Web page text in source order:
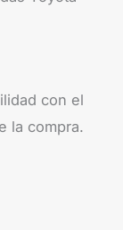
con el
la compra.